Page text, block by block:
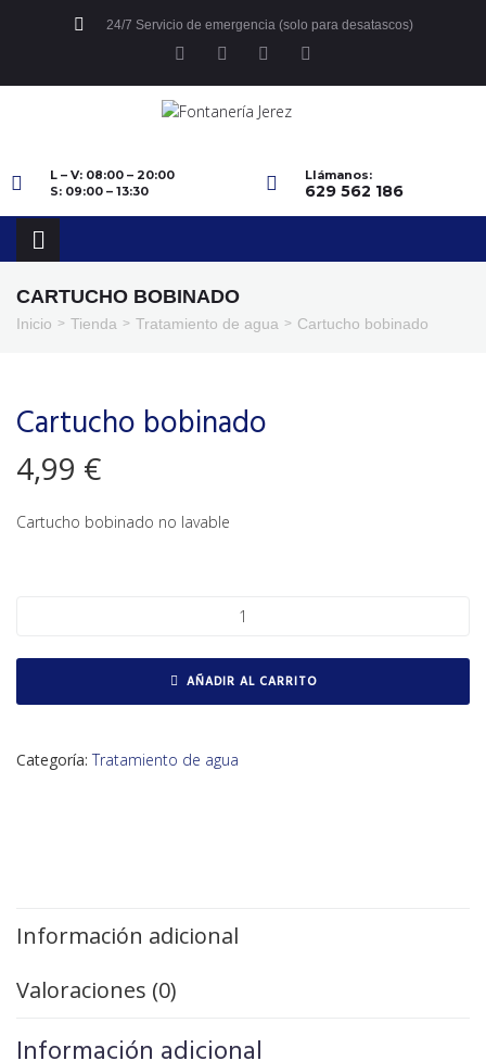
24/7 Servicio de emergencia (solo para desatascos)
L – V: 08:00 – 20:00
S: 09:00 – 13:30
Llámanos:
629 562 186
CARTUCHO BOBINADO
Inicio > Tienda > Tratamiento de agua > Cartucho bobinado
Cartucho bobinado
4,99 €
Cartucho bobinado no lavable
AÑADIR AL CARRITO
Categoría: Tratamiento de agua
Información adicional
Valoraciones (0)
Información adicional